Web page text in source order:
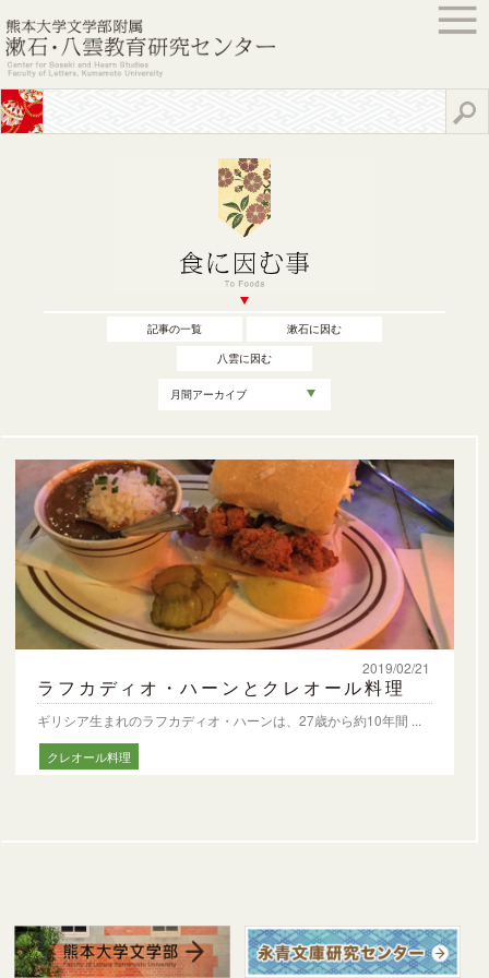
記事の一覧
漱石に因む
八雲に因む
2019/02/21
クレオール料理
ラフカディオ・ハーンとクレオール料理
ギリシア⽣まれのラフカディオ・ハーンは、27歳から約10年間 ...